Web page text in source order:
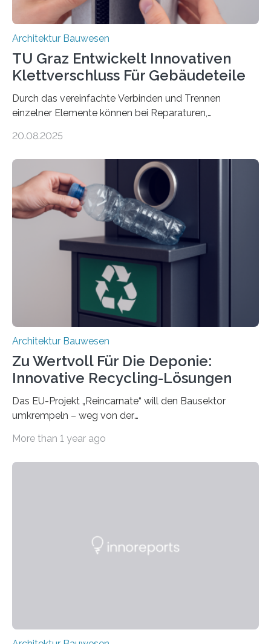
Architektur Bauwesen
TU Graz Entwickelt Innovativen
Klettverschluss Für Gebäudeteile
Durch das vereinfachte Verbinden und Trennen
einzelner Elemente können bei Reparaturen,
Material und Bauschutt eingespart werden. Ein
Projekt ReCon gemeinsam mit Unternehmenspartnern
ein Klett-Verbindungssystem für Gebäude entwickelt:
Damit lassen sich unterschiedliche Gebäudeteile
resilient verbinden und bei Bedarf einfach voneinander
trennen. Der Fokus lag auf der Verbindung von
Bauteilen mit unterschiedlicher Lebensdauer, bei denen
irreversible Verbindungen den Austausch üblicherweise
erschweren. Hierzu untersuchten die Forschenden zwei
unterschiedliche Zugänge. Einerseits klebten sie…
20.08.2025
Architektur Bauwesen
Zu Wertvoll Für Die Deponie:
Innovative Recycling-Lösungen
Das EU-Projekt „Reincarnate“ will den Bausektor
umkrempeln – weg von der
Kreislaufwirtschaft Bei dem schwedischen
Datenbank erfasst sind, neue Baustoffe kreiert werden.
More than 1 year ago